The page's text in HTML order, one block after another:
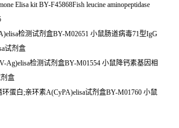
Elisa kit BY-F45868Fish leucine aminopeptidase
检测试剂盒BY-M02651 小鼠肠道病毒71型IgG
试剂盒
Ag)elisa检测试剂盒BY-M01554 小鼠降钙素基因相
盒
蛋白;亲环素A(CyPA)elisa试剂盒BY-M01760 小鼠